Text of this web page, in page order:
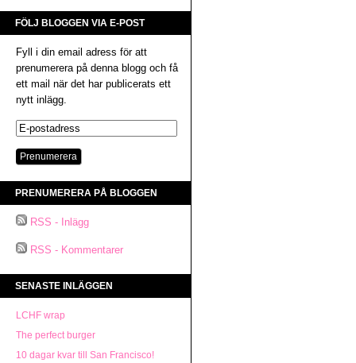
FÖLJ BLOGGEN VIA E-POST
Fyll i din email adress för att
prenumerera på denna blogg och få
ett mail när det har publicerats ett
nytt inlägg.
PRENUMERERA PÅ BLOGGEN
RSS - Inlägg
RSS - Kommentarer
SENASTE INLÄGGEN
LCHF wrap
The perfect burger
10 dagar kvar till San Francisco!